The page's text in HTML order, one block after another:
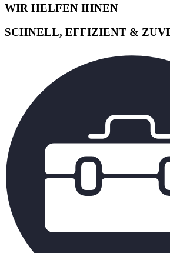
WIR HELFEN IHNEN
SCHNELL, EFFIZIENT &